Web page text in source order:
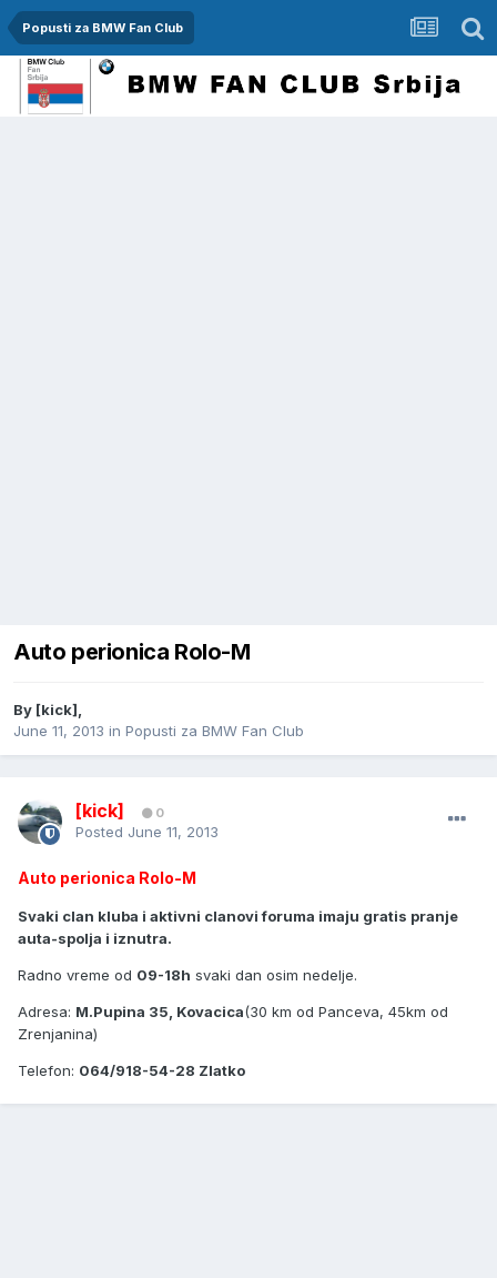
Popusti za BMW Fan Club
Auto perionica Rolo-M
By [kick],
June 11, 2013 in Popusti za BMW Fan Club
[kick] 0
Posted June 11, 2013
Auto perionica Rolo-M
Svaki clan kluba i aktivni clanovi foruma imaju gratis pranje
auta-spolja i iznutra.
Radno vreme od 09-18h svaki dan osim nedelje.
Adresa: M.Pupina 35, Kovacica(30 km od Panceva, 45km od
Zrenjanina)
Telefon: 064/918-54-28 Zlatko